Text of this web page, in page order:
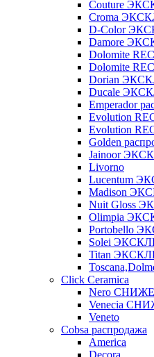
Couture
Croma
D-Color
Damore
Dolomite
Dolomite
Dorian
Ducale
Emperador
Evolution
Evolution
Golden
Jainoor
Livorno
Lucentum
Madison
Nuit Gloss
Olimpia
Portobello
Solei
Titan
Cliсk Ceramica
Nero
Venecia
Veneto
Cobsa распродажа
America
Decora